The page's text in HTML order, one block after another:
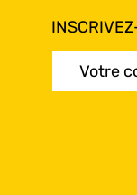
Courriel